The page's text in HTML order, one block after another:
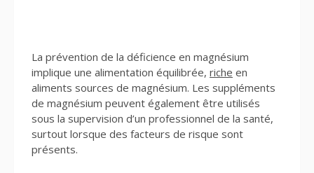
La prévention de la déficience en magnésium
implique une alimentation équilibrée, riche en
aliments sources de magnésium. Les suppléments
de magnésium peuvent également être utilisés
sous la supervision d’un professionnel de la santé,
surtout lorsque des facteurs de risque sont
présents.